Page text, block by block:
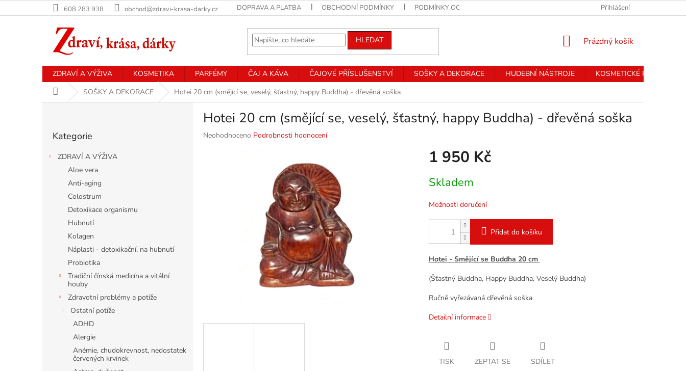
na
608 283 938 obchod@zdravi-krasa-darky.cz DOPRAVA A PLATBA OBCHODNÍ PODMÍNKY PODMÍNKY OCHRANY OSOBNÍCH ÚDAJŮ Přihlášení
HLEDAT
NÁKUPNÍ
Prázdný košík
ZDRAVÍ A VÝŽIVA KOSMETIKA PARFÉMY ČAJ A KÁVA ČAJOVÉ PŘÍSLUŠENSTVÍ SOŠKY A DEKORACE HUDEBNÍ NÁSTROJE
KOSMETICKÉ PŘÍSTROJE
Domů SOŠKY A DEKORACE Hotei 20 cm (smějící se, veselý, šťastný, happy Buddha) - dřevěná soška
kategorie
Kategorie
ZDRAVÍ A VÝŽIVA
Aloe vera
Anti-aging
Colostrum
Detoxikace organismu
Hubnutí
Kolagen
Náplasti - detoxikační, na hubnutí
Probiotika
Tradiční čínská medicína a vitální
houby
Zdravotní problémy a potíže
Ostatní potíže
ADHD
Alergie
Anémie, chudokrevnost, nedostatek
červených krvinek
Hotei 20 cm (smějící se, veselý, šťastný, happy Buddha) - dřevěná soška
Průměrné
Neohodnoceno Podrobnosti hodnocení
1 950 Kč
cena:
Skladem
Možnosti doručení
Přidat do košíku
Hotei - Smějící se Buddha 20 cm
(Šťastný Buddha, Happy Buddha, Veselý Buddha)
Ručně vyřezávaná dřevěná soška
Detailní informace
TISK ZEPTAT SE SDÍLET